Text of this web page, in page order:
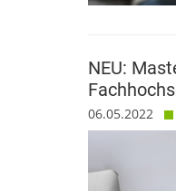
NEU:
06.05.2022